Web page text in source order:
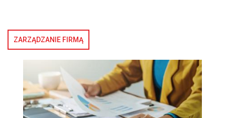
ZARZĄDZANIE FIRMĄ